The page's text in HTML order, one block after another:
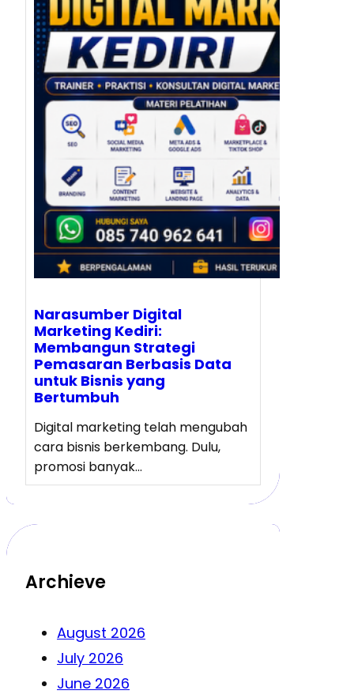
Narasumber Digital
Marketing Kediri:
Membangun Strategi
Pemasaran Berbasis Data
untuk Bisnis yang
Bertumbuh
Digital marketing telah mengubah
cara bisnis berkembang. Dulu,
promosi banyak…
Archieve
August 2026
July 2026
June 2026